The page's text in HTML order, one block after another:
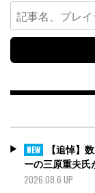
Search
for:
NEW
【追悼】
ーの三原重夫氏
2026.08.6 UP